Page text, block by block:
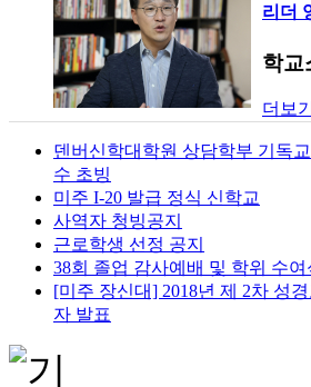
리더
학교
더보기
덴버신학대학원 상담학부 기독
수 초빙
미주 I-20 발급 정식 신학교
사역자 청빙공지
근로학생 선정 공지
38회 졸업 감사예배 및 학위 수여
[미주 장신대] 2018년 제 2차 성
자 발표